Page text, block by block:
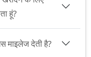
हूं?
माइलेज देती है?